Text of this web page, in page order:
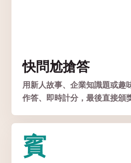
快問尬搶答
用新人故事、企業知識題或趣
作答、即時計分，最後直接頒
賓